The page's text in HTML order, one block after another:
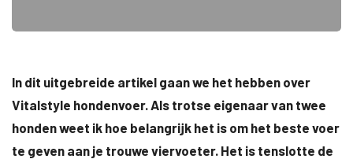
In dit uitgebreide artikel gaan we het hebben over
Vitalstyle hondenvoer. Als trotse eigenaar van twee
honden weet ik hoe belangrijk het is om het beste voer
te geven aan je trouwe viervoeter. Het is tenslotte de